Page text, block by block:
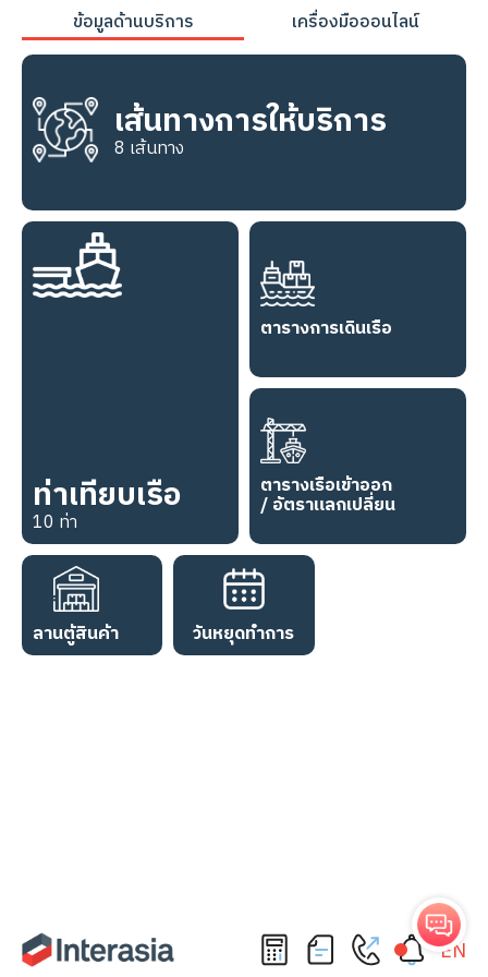
content
EN
ข้อมูลด้านบริการ เครื่องมือออนไลน์
เส้นทางการให้บริการ
8 เส้นทาง
ท่าเทียบเรือ
10 ท่า
ตารางการเดินเรือ
ตารางเรือเข้าออก
/ อัตราแลกเปลี่ยน
ลานตู้สินค้า วันหยุดทำการ